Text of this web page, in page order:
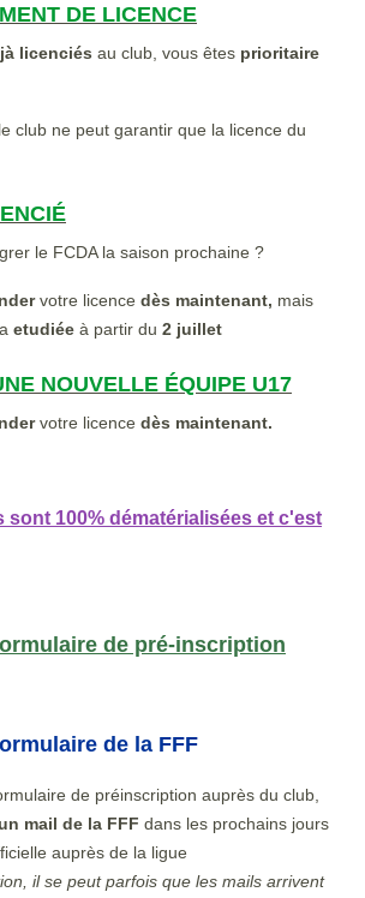
DE LICENCE
licenciés au club, vous êtes prioritaire
club ne peut garantir que la licence du
le FCDA la saison prochaine ?
votre licence dès maintenant, mais
etudiée à partir du 2 juillet
NOUVELLE ÉQUIPE U17
votre licence dès maintenant.
sont 100% dématérialisées et c'est
de pré-inscription
de la FFF
de préinscription auprès du club,
mail de la FFF dans les prochains jours
auprès de la ligue
il se peut parfois que les mails arrivent